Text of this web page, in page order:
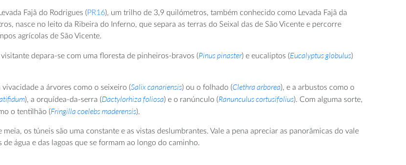
Fajã do Rodrigues (PR16), um trilho de 3,9 quilómetros, também conhecido como Levada Fajã da
nasce no leito da Ribeira do Inferno, que separa as terras do Seixal das de São Vicente e percorre
agrícolas de São Vicente.
depara-se com uma floresta de pinheiros-bravos (Pinus pinaster) e eucaliptos (Eucalyptus globulus)
a árvores como o seixeiro (Salix canariensis) ou o folhado (Clethra arborea), e a arbustos como o
), a orquídea-da-serra (Dactylorhiza foliosa) e o ranúnculo (Ranunculus cortusifolius). Com alguma sorte,
o tentilhão (Fringilla coelebs maderensis).
os túneis são uma constante e as vistas deslumbrantes. Vale a pena apreciar as panorâmicas do vale
água e das lagoas que se formam ao longo do caminho.